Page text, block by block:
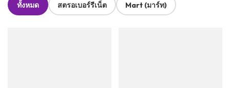
ทั้งหมด สตรอเบอร์รีเน็ต Mart (มาร์ท)